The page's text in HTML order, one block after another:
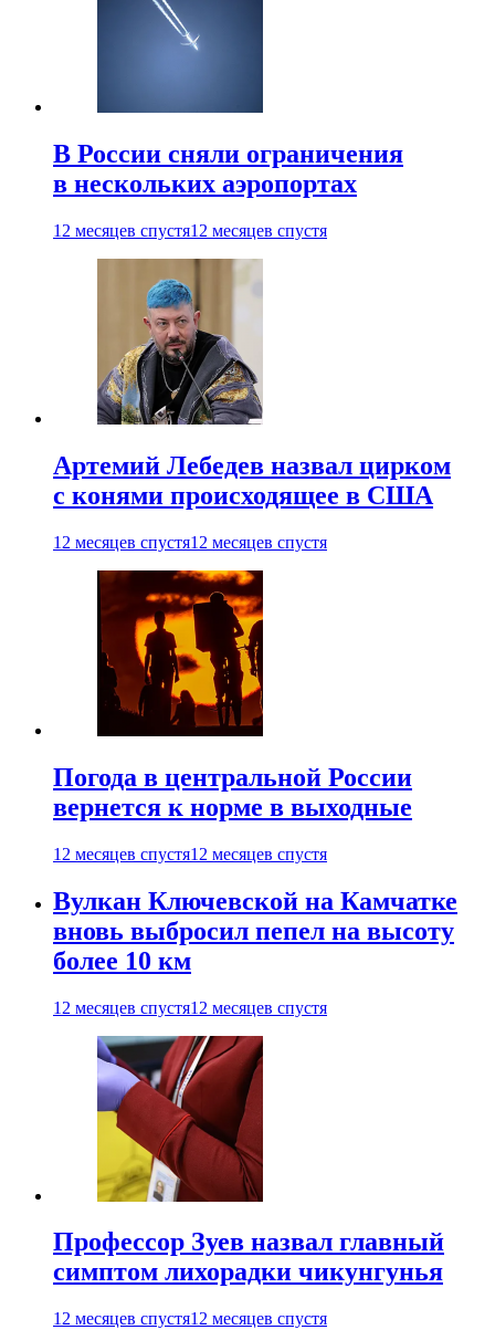
В России сняли ограничения
в нескольких аэропортах
12 месяцев спустя12 месяцев спустя
Артемий Лебедев назвал цирком
с конями происходящее в США
12 месяцев спустя12 месяцев спустя
Погода в центральной России
вернется к норме в выходные
12 месяцев спустя12 месяцев спустя
Вулкан Ключевской на Камчатке
вновь выбросил пепел на высоту
более 10 км
12 месяцев спустя12 месяцев спустя
Профессор Зуев назвал главный
симптом лихорадки чикунгунья
12 месяцев спустя12 месяцев спустя